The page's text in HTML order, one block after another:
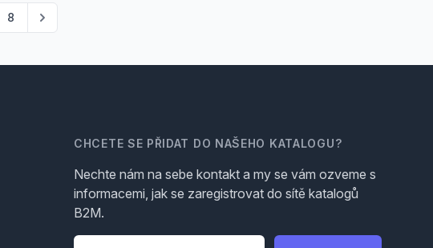
8
CHCETE SE PŘIDAT DO NAŠEHO KATALOGU?
Nechte nám na sebe kontakt a my se vám ozveme s
informacemi, jak se zaregistrovat do sítě katalogů
B2M.
Telefon